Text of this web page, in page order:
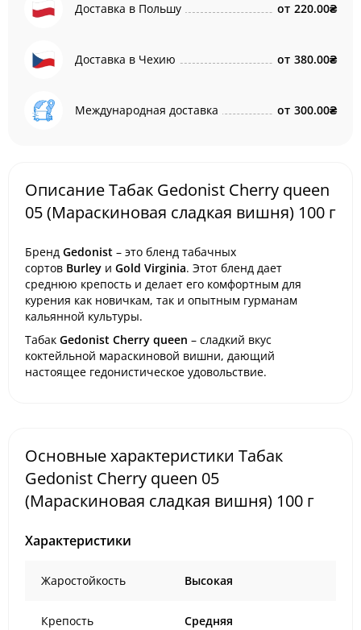
Доставка в Польшу от 220.00₴
Доставка в Чехию от 380.00₴
Международная доставка от 300.00₴
Описание Табак Gedonist Cherry queen
05 (Мараскиновая сладкая вишня) 100 г
Бренд Gedonist – это бленд табачных
сортов Burley и Gold Virginia. Этот бленд дает
среднюю крепость и делает его комфортным для
курения как новичкам, так и опытным гурманам
кальянной культуры.
Табак Gedonist Cherry queen – сладкий вкус
коктейльной мараскиновой вишни, дающий
настоящее гедонистическое удовольствие.
Основные характеристики Табак
Gedonist Cherry queen 05
(Мараскиновая сладкая вишня) 100 г
Характеристики
Жаростойкость Высокая
Крепость Средняя